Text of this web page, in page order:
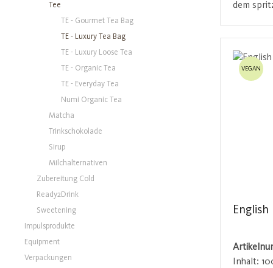
Tee
TE - Gourmet Tea Bag
TE - Luxury Tea Bag
TE - Luxury Loose Tea
TE - Organic Tea
TE - Everyday Tea
Numi Organic Tea
Matcha
Trinkschokolade
Sirup
Milchalternativen
Zubereitung Cold
Ready2Drink
Sweetening
Impulsprodukte
Equipment
Verpackungen
dem
schafft
zugleich
sowohl
den
VEGAN
Inhalt: